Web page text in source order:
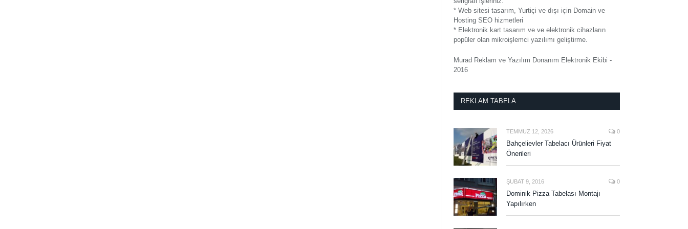
* Web sitesi tasarım, Yurtiçi ve dışı için Domain ve
Hosting SEO hizmetleri
* Elektronik kart tasarım ve ve elektronik cihazların
popüler olan mikroişlemci yazılımı geliştirme.
Murad Reklam ve Yazılım Donanım Elektronik Ekibi -
2016
REKLAM TABELA
TEMMUZ 12, 2026 0
Bahçelievler Tabelacı Ürünleri Fiyat
Önerileri
ŞUBAT 9, 2016 0
Dominik Pizza Tabelası Montajı
Yapılırken